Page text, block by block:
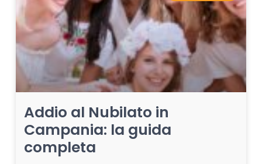
Addio al Nubilato in
Campania: la guida
completa